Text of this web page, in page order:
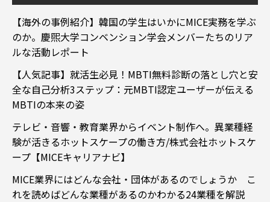
【海外の事例紹介】韓国の学生はいかにMICE実務を学ぶ
のか。慶煕大学コンベンション学会メンバーたちのリア
ルな活動レポート
【人気記事】就活生必見！MBTI無料診断の落とし穴と安
全な自己分析3ステップ：元MBTI認定ユーザーが伝える
MBTIの本来の姿
テレビ・音響・教育業界からイベント制作へ。異業種経
験が活きるホットスケープの働き方/株式会社ホットスケ
ープ【MICEキャリアナビ】
MICE業界にはどんな会社・団体があるのでしょうか こ
れを読めばどんな業種があるのかわかる24業種を解説